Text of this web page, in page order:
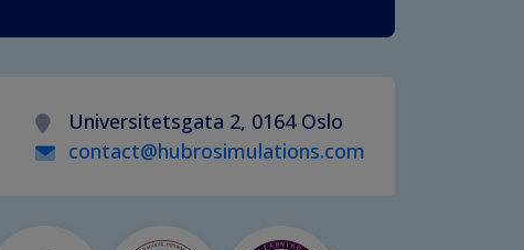
Universitetsgata 2, 0164 Oslo
contact@hubrosimulations.com